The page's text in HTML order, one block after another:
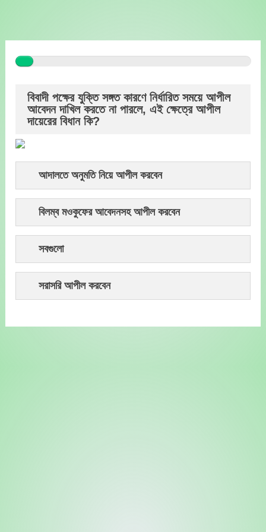
বিবাদী পক্ষের যুক্তি সঙ্গত কারণে নির্ধারিত সময়ে আপীল
আবেদন দাখিল করতে না পারলে, এই ক্ষেত্রে আপীল
দায়েরের বিধান কি?
আদালতে অনুমতি নিয়ে আপীল করবেন
বিলম্ব মওকুফের আবেদনসহ আপীল করবেন
সবগুলো
সরাসরি আপীল করবেন